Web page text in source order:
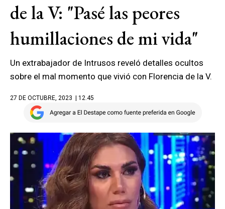
de la V: "Pasé las peores
humillaciones de mi vida"
Un extrabajador de Intrusos reveló detalles ocultos
sobre el mal momento que vivió con Florencia de la V.
27 DE OCTUBRE, 2023 | 12.45